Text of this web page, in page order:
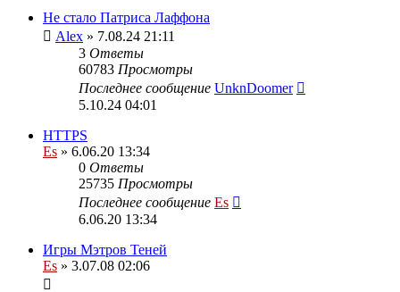
Не стало Патриса Лаффона
Alex » 7.08.24 21:11
3 Ответы
60783 Просмотры
Последнее сообщение UnknDoomer
5.10.24 04:01
HTTPS
Es » 6.06.20 13:34
0 Ответы
25735 Просмотры
Последнее сообщение Es
6.06.20 13:34
Игры Мэтров Теней
Es » 3.07.08 02:06